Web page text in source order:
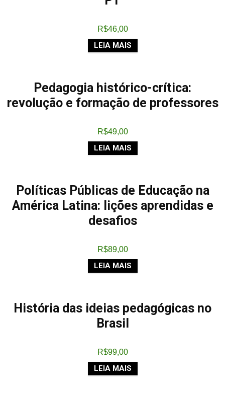
R$46,00
LEIA MAIS
Pedagogia histórico-crítica:
revolução e formação de professores
R$49,00
LEIA MAIS
Políticas Públicas de Educação na
América Latina: lições aprendidas e
desafios
R$89,00
LEIA MAIS
História das ideias pedagógicas no
Brasil
R$99,00
LEIA MAIS